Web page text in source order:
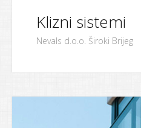
Klizni sistemi